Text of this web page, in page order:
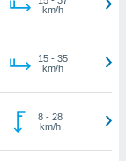
km/h
15- 35
km/h
8- 28
km/h